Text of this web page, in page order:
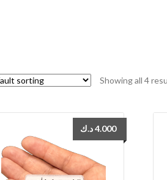
Showing all 4
4.000د.ك